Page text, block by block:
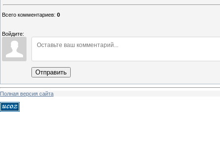
Всего комментариев: 0
Войдите:
Отправить
Полная версия сайта